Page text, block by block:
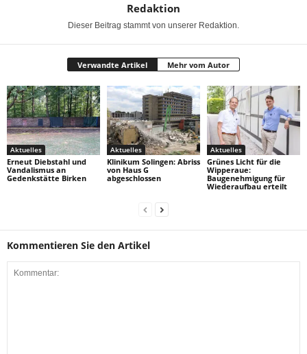
Redaktion
Dieser Beitrag stammt von unserer Redaktion.
Verwandte Artikel Mehr vom Autor
Aktuelles
Erneut Diebstahl und
Vandalismus an
Gedenkstätte Birken
Aktuelles
Klinikum Solingen: Abriss
von Haus G
abgeschlossen
Aktuelles
Grünes Licht für die
Wipperaue:
Baugenehmigung für
Wiederaufbau erteilt
Kommentieren Sie den Artikel